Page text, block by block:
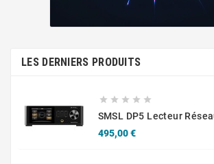
LES DERNIERS PRODUITS
    
495,00 €Prix